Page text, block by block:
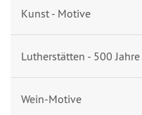
Kunst - Motive
Lutherstätten - 500
Wein-Motive